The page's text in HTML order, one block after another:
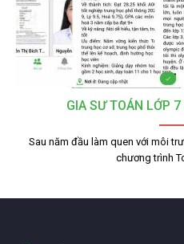
GIA SƯ TOÁN LỚP
Sau năm đầu làm quen với môi
chương trình